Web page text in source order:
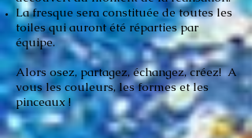
La fresque sera constituée de toutes les
toiles qui auront été réparties par
équipe.
Alors osez, partagez, échangez, créez! A
vous les couleurs, les formes et les
pinceaux !